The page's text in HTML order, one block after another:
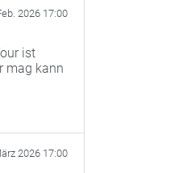
2026 17:00
ist
mag kann
2026 17:00